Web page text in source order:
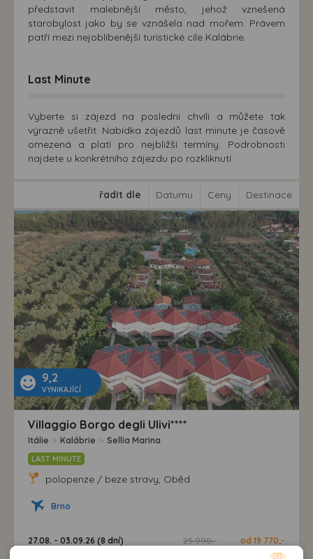
představit malebnější město, jehož vznešená
starobylost jako by se vznášela nad mořem. Právem
patří mezi nejoblíbenější turistické cíle Kalábrie.
Last Minute
Vyberte si zájezd na poslední chvíli a můžete tak
výrazně ušetřit. Nabídka zájezdů last minute je časově
omezená a platí pro nejbližší termíny. Podrobnosti
najdete u konkrétního zájezdu po rozkliknutí.
řadit dle Datumu Ceny Destinace
9,2
VYNIKAJÍCÍ
Villaggio Borgo degli Ulivi****
Itálie > Kalábrie > Sellia Marina
LAST MINUTE
polopenze / beze stravy, Oběd
Brno
27.08. - 03.09.26 (8 dní) 25 990,- od 19 770,-